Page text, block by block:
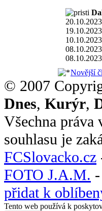
Novější
© 2007
Dnes, Kurýr,
Všechna práva
souhlasu je
FCSlovacko.cz
FOTO J.A.M. -
přidat k
Tento web používá k